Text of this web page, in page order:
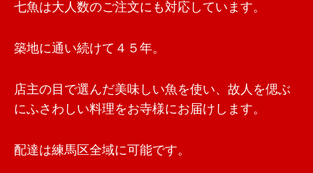
七魚は大人数のご注文にも対応しています。
築地に通い続けて４５年。
店主の目で選んだ美味しい魚を使い、故人を偲ぶ
にふさわしい料理をお寺様にお届けします。
配達は練馬区全域に可能です。